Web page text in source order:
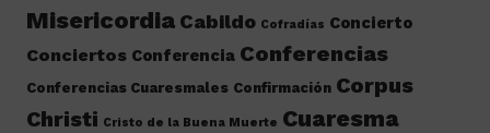
Misericordia Cabildo Cofradías Concierto
Conciertos Conferencia Conferencias
Conferencias Cuaresmales Confirmación Corpus
Christi Cristo de la Buena Muerte Cuaresma